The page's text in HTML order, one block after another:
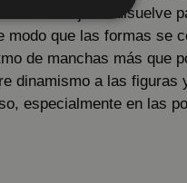
El dibujo se disuelve
modo que las formas se
de manchas más que
dinamismo a las figuras
especialmente en las